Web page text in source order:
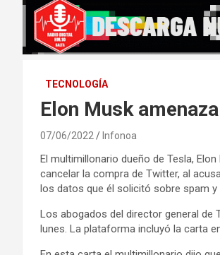
TECNOLOGÍA
Elon Musk
07/06/2022 Infonoa
El multimillonario dueño de Tesla,
cancelar la compra de Twitter, al
los datos que él solicitó sobre spam y
Los abogados del director general de
lunes. La plataforma incluyó la carta